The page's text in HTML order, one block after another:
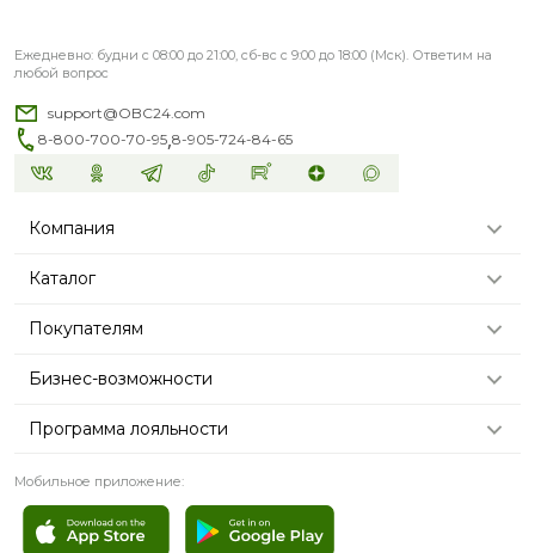
Ежедневно: будни с 08:00 до 21:00, сб-вс с 9:00 до 18:00 (Мск). Ответим на
любой вопрос
support@OBC24.com
8-800-700-70-95,8-905-724-84-65
Компания
Каталог
Покупателям
Бизнес-возможности
Программа лояльности
Мобильное приложение: